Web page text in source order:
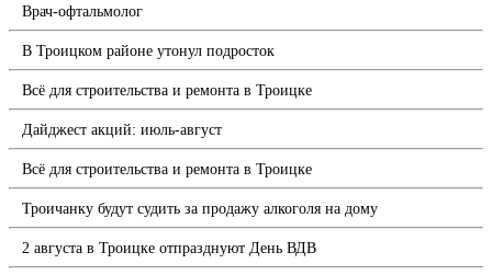
Врач-офтальмолог
В Троицком районе утонул подросток
Всё для строительства и ремонта в Троицке
Дайджест акций: июль-август
Всё для строительства и ремонта в Троицке
Троичанку будут судить за продажу алкоголя на дому
2 августа в Троицке отпразднуют День ВДВ